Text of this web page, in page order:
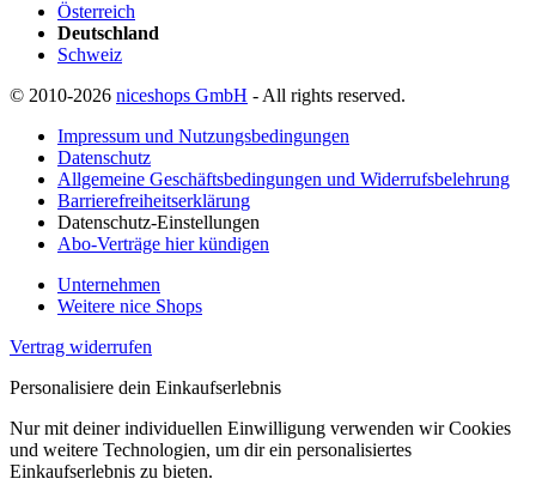
Österreich
Deutschland
Schweiz
© 2010-2026 niceshops GmbH - All rights reserved.
Impressum und Nutzungsbedingungen
Datenschutz
Allgemeine Geschäftsbedingungen und Widerrufsbelehrung
Barrierefreiheitserklärung
Datenschutz-Einstellungen
Abo-Verträge hier kündigen
Unternehmen
Weitere nice Shops
Vertrag widerrufen
Personalisiere dein Einkaufserlebnis
Nur mit deiner individuellen Einwilligung verwenden wir Cookies
und weitere Technologien, um dir ein personalisiertes
Einkaufserlebnis zu bieten.